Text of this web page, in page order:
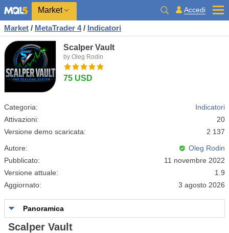
Market Accedi
Market / MetaTrader 4 / Indicatori
Scalper Vault
by Oleg Rodin
75 USD
Categoria:
Indicatori
Attivazioni:
20
Versione demo scaricata:
2 137
Autore:
Oleg Rodin
Pubblicato:
11 novembre 2022
Versione attuale:
1.9
Aggiornato:
3 agosto 2026
Panoramica
Scalper Vault